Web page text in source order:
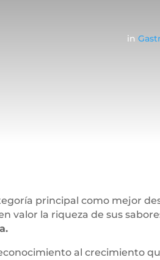
in
principal como mejor
valor la riqueza de sus
al crecimiento